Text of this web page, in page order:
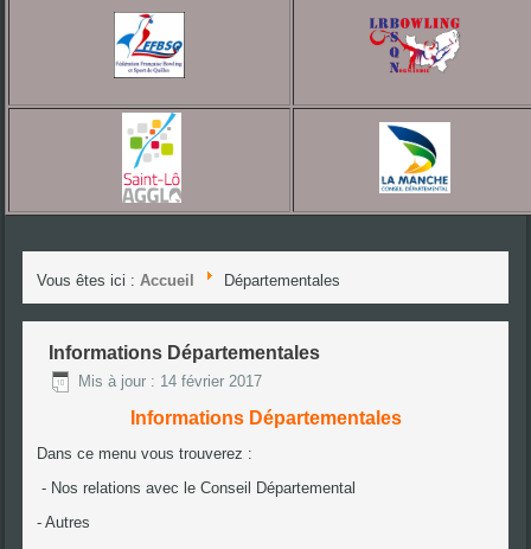
Vous êtes ici : Accueil Départementales
Informations Départementales
Mis à jour : 14 février 2017
Informations Départementales
Dans ce menu vous trouverez :
- Nos relations avec le Conseil Départemental
- Autres